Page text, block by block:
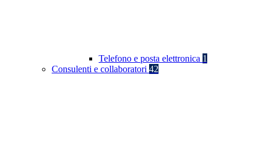
Telefono e posta elettronica 1
Consulenti e collaboratori 42